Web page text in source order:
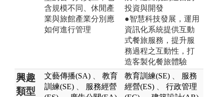
含規模不同、休閒產
業與旅館產業分別應
如何進行管理
投資與開發
●智慧科技發展，運用
資訊化系統提供互動
式餐旅服務，提升服
務過程之互動性，打
造客製化餐旅體驗
興趣
類型
文藝傳播(SA)
教育
訓練(SE)
服務經營
教育訓練(SE)
服務
經營(ES)
行政管理